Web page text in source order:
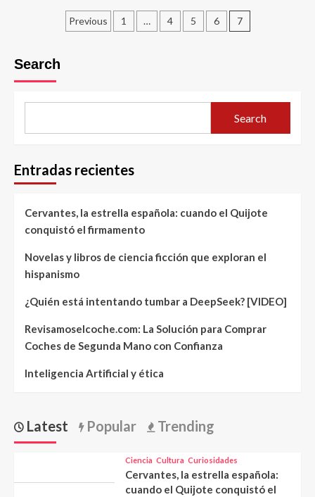
Posts
Previous 1 … 4 5 6 7
Search
Search
Entradas recientes
Cervantes, la estrella española: cuando el Quijote
conquistó el firmamento
Novelas y libros de ciencia ficción que exploran el
hispanismo
¿Quién está intentando tumbar a DeepSeek? [VIDEO]
Revisamoselcoche.com: La Solución para Comprar
Coches de Segunda Mano con Confianza
Inteligencia Artificial y ética
Latest Popular Trending
Ciencia Cultura Curiosidades
Cervantes, la estrella española:
cuando el Quijote conquistó el